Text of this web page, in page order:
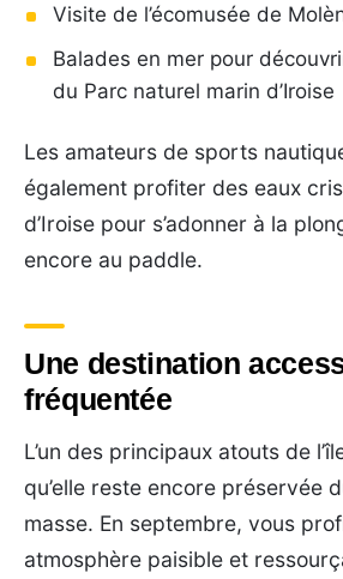
Visite de l’écomusée de
Balades en mer pour
du Parc naturel marin d’Iroise
Les amateurs de sports
également profiter des eaux
d’Iroise pour s’adonner à la
encore au paddle.
Une destination
fréquentée
L’un des principaux atouts de
qu’elle reste encore préservée
masse. En septembre, vous
atmosphère paisible et